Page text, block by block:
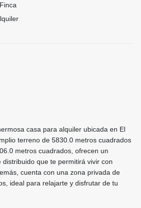
Finca
casa para alquiler ubicada en El
terreno de 5830.0 metros cuadrados
metros cuadrados, ofrecen un
que te permitirá vivir con
cuenta con una zona privada de
ideal para relajarte y disfrutar de tu